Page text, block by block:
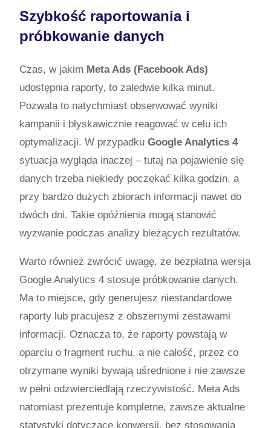
Szybkość raportowania i
próbkowanie danych
Czas, w jakim Meta Ads (Facebook Ads)
udostępnia raporty, to zaledwie kilka minut.
Pozwala to natychmiast obserwować wyniki
kampanii i błyskawicznie reagować w celu ich
optymalizacji. W przypadku Google Analytics 4
sytuacja wygląda inaczej – tutaj na pojawienie się
danych trzeba niekiedy poczekać kilka godzin, a
przy bardzo dużych zbiorach informacji nawet do
dwóch dni. Takie opóźnienia mogą stanowić
wyzwanie podczas analizy bieżących rezultatów.
Warto również zwrócić uwagę, że bezpłatna wersja
Google Analytics 4 stosuje próbkowanie danych.
Ma to miejsce, gdy generujesz niestandardowe
raporty lub pracujesz z obszernymi zestawami
informacji. Oznacza to, że raporty powstają w
oparciu o fragment ruchu, a nie całość, przez co
otrzymane wyniki bywają uśrednione i nie zawsze
w pełni odzwierciedlają rzeczywistość. Meta Ads
natomiast prezentuje kompletne, zawsze aktualne
statystyki dotyczące konwersji, bez stosowania